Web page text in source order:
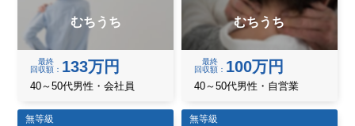
むちうち
最終
回収額
133万円
40～50代男性・会社員
むちうち
最終
回収額
100万円
40～50代男性・自営業
無等級 無等級